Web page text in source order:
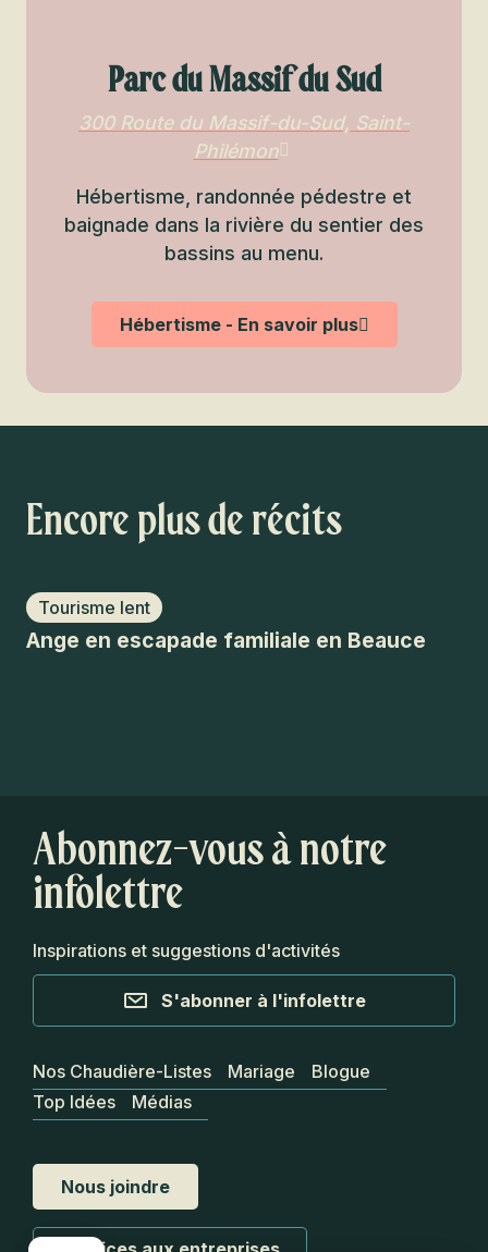
Parc du Massif du Sud
300 Route du Massif-du-Sud, Saint-
Philémon
Hébertisme, randonnée pédestre et
baignade dans la rivière du sentier des
bassins au menu.
Hébertisme - En savoir plus
Encore plus de récits
Tourisme lent
Ange en escapade familiale en Beauce
Abonnez-vous à notre
infolettre
Inspirations et suggestions d'activités
S'abonner à l'infolettre
Nous joindre
Nos Chaudière-Listes Mariage
Blogue
Top Idées
Médias